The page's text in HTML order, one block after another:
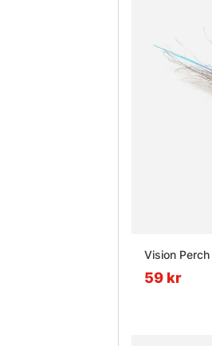
» Vinterfiske
Vanliga
Vad är
Vision
59 kr